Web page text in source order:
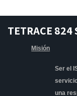
TETRACE 824
Misión
Ser el
una